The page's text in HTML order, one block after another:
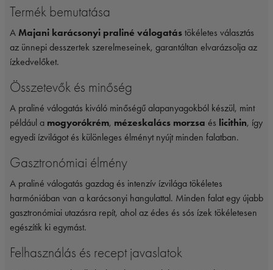
Termék bemutatása
A Majani karácsonyi praliné válogatás tökéletes választás
az ünnepi desszertek szerelmeseinek, garantáltan elvarázsolja az
ízkedvelőket.
Összetevők és minőség
A praliné válogatás kiváló minőségű alapanyagokból készül, mint
például a mogyorókrém, mézeskalács morzsa és licithin, így
egyedi ízvilágot és különleges élményt nyújt minden falatban.
Gasztronómiai élmény
A praliné válogatás gazdag és intenzív ízvilága tökéletes
harmóniában van a karácsonyi hangulattal. Minden falat egy újabb
gasztronómiai utazásra repít, ahol az édes és sós ízek tökéletesen
egészítik ki egymást.
Felhasználás és recept javaslatok